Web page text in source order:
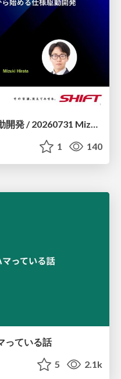
Issue設計から始める仕様駆動開発 / 20260731 Mizuki Hirata
1 140
っている話
5 2.1k